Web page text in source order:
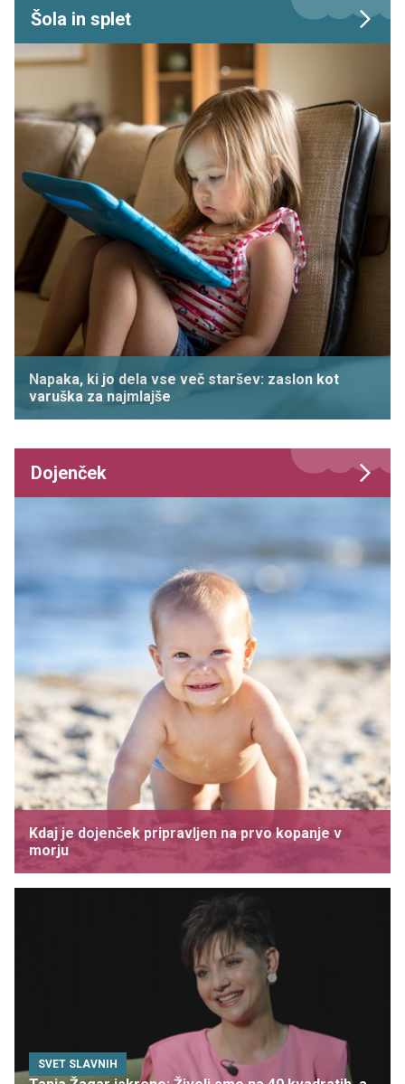
Šola in splet
Napaka, ki jo dela vse več staršev: zaslon kot
varuška za najmlajše
Dojenček
Kdaj je dojenček pripravljen na prvo kopanje v
morju
SVET SLAVNIH